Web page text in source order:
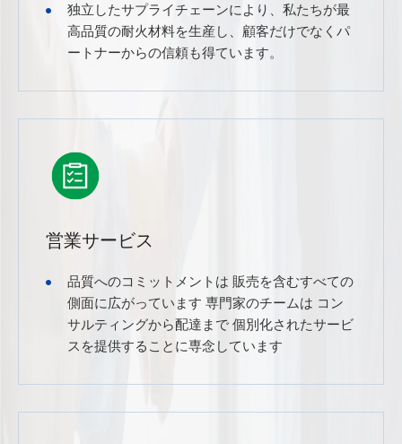
独立したサプライチェーンにより、私たちが最
高品質の耐火材料を生産し、顧客だけでなくパ
ートナーからの信頼も得ています。
営業サービス
品質へのコミットメントは 販売を含むすべての
側面に広がっています 専門家のチームは コン
サルティングから配達まで 個別化されたサービ
スを提供することに専念しています